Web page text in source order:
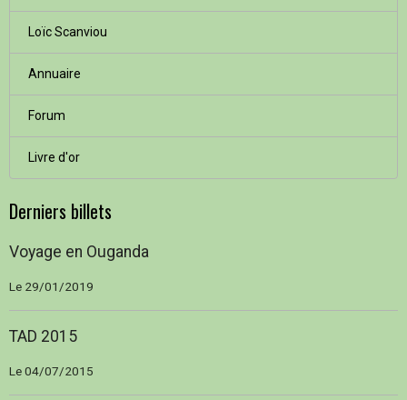
Loïc Scanviou
Annuaire
Forum
Livre d'or
Derniers billets
Voyage en Ouganda
Le 29/01/2019
TAD 2015
Le 04/07/2015